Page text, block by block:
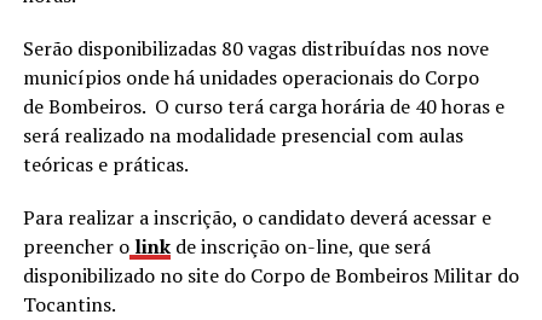
Serão disponibilizadas 80 vagas distribuídas nos nove
municípios onde há unidades operacionais do Corpo
de Bombeiros. O curso terá carga horária de 40 horas e
será realizado na modalidade presencial com aulas
teóricas e práticas.
Para realizar a inscrição, o candidato deverá acessar e
preencher o linkde inscrição on-line, que será
disponibilizado no site do Corpo de Bombeiros Militar do
Tocantins.